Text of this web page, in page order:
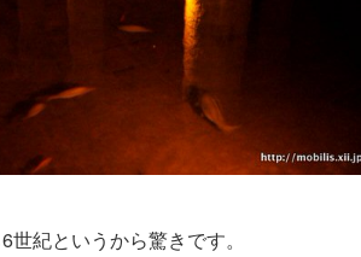
紀というから驚きです。